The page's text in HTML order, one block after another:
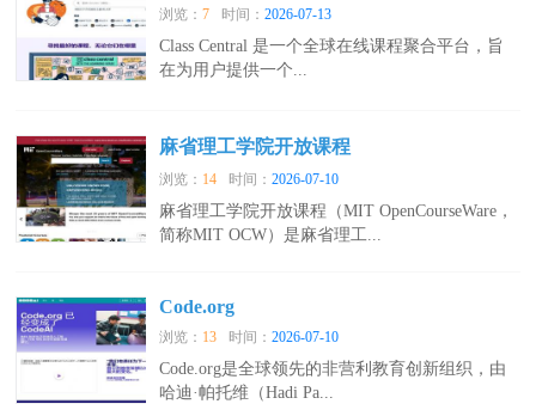
浏览：7 时间：2026-07-13
Class Central 是一个全球在线课程聚合平台，旨
在为用户提供一个...
麻省理工学院开放课程
浏览： 14 时间：2026-07-10
麻省理工学院开放课程（MIT OpenCourseWare，
简称MIT OCW）是麻省理工...
Code.org
浏览： 13 时间：2026-07-10
Code.org是全球领先的非营利教育创新组织，由
哈迪·帕托维（Hadi Pa...